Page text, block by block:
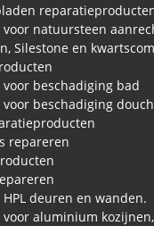
natuursteen
beschadiging bad
beschadiging
repareren
deuren en wanden.
aluminium